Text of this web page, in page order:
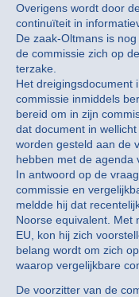
Overigens wordt door
continuïteit in
De zaak-Oltmans is
de commissie zich op
terzake.
Het dreigingsdocument
commissie inmiddels
bereid om in zijn
dat document in
worden gesteld aan de
hebben met de agenda
In antwoord op de
commissie en
meldde hij dat
Noorse equivalent. Met
EU, kon hij zich
belang wordt om zich
waarop vergelijkbare
De voorzitter van de